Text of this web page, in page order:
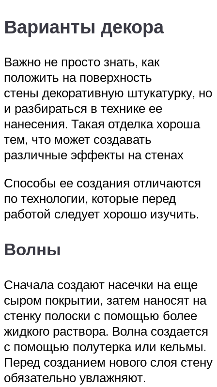
Варианты декора
Важно не просто знать, как
положить на поверхность
стены декоративную штукатурку, но
и разбираться в технике ее
нанесения. Такая отделка хороша
тем, что может создавать
различные эффекты на стенах
Способы ее создания отличаются
по технологии, которые перед
работой следует хорошо изучить.
Волны
Сначала создают насечки на еще
сыром покрытии, затем наносят на
стенку полоски с помощью более
жидкого раствора. Волна создается
с помощью полутерка или кельмы.
Перед созданием нового слоя стену
обязательно увлажняют.